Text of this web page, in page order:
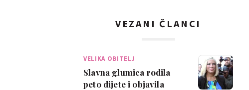
VEZANI ČLANCI
VELIKA OBITELJ
Slavna glumica rodila
peto dijete i objavila